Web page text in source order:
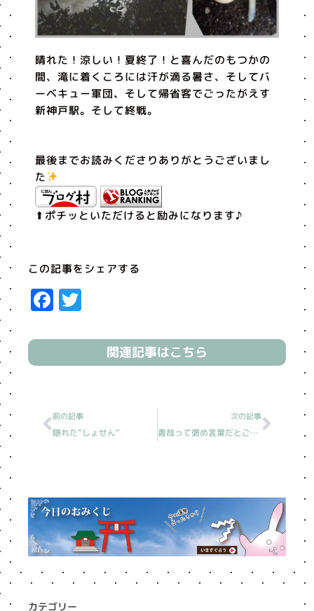
晴れた！涼しい！夏終了！と喜んだのもつかの
間、滝に着くころには汗が滴る暑さ、そしてバ
ーベキュー軍団、そして帰省客でごったがえす
新神戸駅。そして終戦。
最後までお読みくださりありがとうございまし
た
⬆︎ポチッといただけると励みになります♪
この記事をシェアする
Facebook
関連記事はこちら
前の記事
隠れた”しょせん”
次の記事
善哉って褒め言葉だとご存知でした？
Next
カテゴリー